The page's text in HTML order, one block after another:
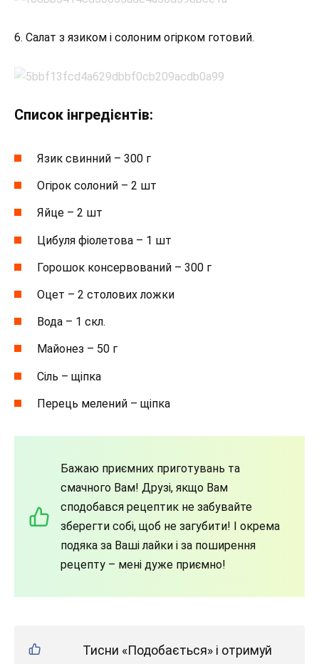
6. Салат з язиком і солоним огірком готовий.
Список інгредієнтів:
Язик свинний – 300 г
Огірок солоний – 2 шт
Яйце – 2 шт
Цибуля фіолетова – 1 шт
Горошок консервований – 300 г
Оцет – 2 столових ложки
Вода – 1 скл.
Майонез – 50 г
Сіль – щіпка
Перець мелений – щіпка
Бажаю приємних приготувань та
смачного Вам! Друзі, якщо Вам
сподобався рецептик не забувайте
зберегти собі, щоб не загубити! І окрема
подяка за Ваші лайки і за поширення
рецепту – мені дуже приємно!
Тисни «Подобається» і отримуй